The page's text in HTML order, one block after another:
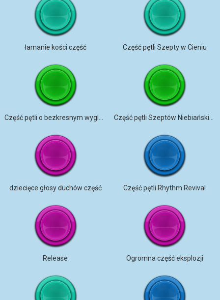
łamanie kości część Część pętli Szepty w Cieniu
dziecięce głosy duchów część Część pętli Rhythm Revival
Release Ogromna część eksplozji